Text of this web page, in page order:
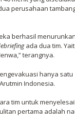
perusahaan
berhasil
ada dua tim.
terangnya.
hanya satu
Indonesia.
tim untuk
pertama adalah